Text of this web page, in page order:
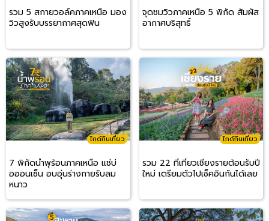
รวม 5 สกายวอล์คภาคเหนือ มอง
วิวสูงรับบรรยากาศสุดฟิน
จุดชมวิวภาคเหนือ 5 พิกัด สัมผัส
อากาศบริสุทธิ์
ไกด์กินเที่ยว
7 พิกัดน้ำพุร้อนภาคเหนือ แช่บ่
อออนเซ็น อบอุ่นร่างกายรับลม
หนาว
ไกด์กินเที่ยว
รวม 22 ที่เที่ยวเชียงรายต้อนรับปี
ใหม่ เตรียมตัวไปเช็คอินกันได้เลย